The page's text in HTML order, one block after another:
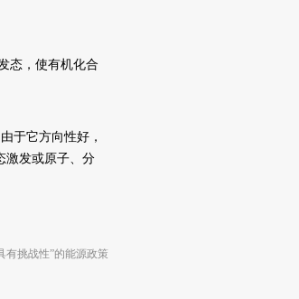
态，使有机化合
它方向性好，
激发或原子、分
有挑战性”的能源政策